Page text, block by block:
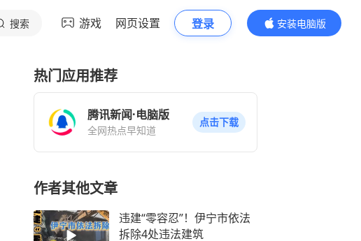
搜索 游戏 网页设置 登录
安装电脑版
内容更精彩
热门应用推荐
腾讯新闻·电脑版
全网热点早知道
点击下载
作者其他文章
违建“零容忍”！伊宁市依法
拆除4处违法建筑